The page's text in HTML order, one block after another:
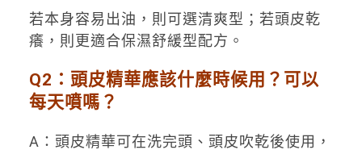
若本身容易出油，則可選清爽型；若頭皮乾
癢，則更適合保濕舒緩型配方。
Q2：頭皮精華應該什麼時候用？可以
每天噴嗎？
A：頭皮精華可在洗完頭、頭皮吹乾後使用，